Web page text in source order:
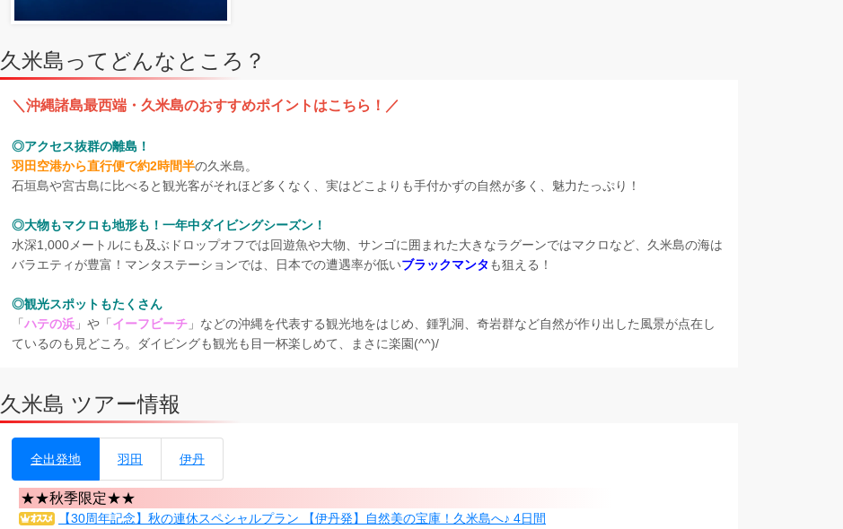
久米島ってどんなところ？
＼ 沖縄諸島最西端・久米島のおすすめポイントはこちら！／
◎アクセス抜群の離島！
羽田空港から直行便で約2時間半の久米島。
石垣島や宮古島に比べると観光客がそれほど多くなく、実はどこよりも手付かずの自然が多く、魅力たっぷり！
◎大物もマクロも地形も！一年中ダイビングシーズン！
水深1,000メートルにも及ぶドロップオフでは回遊魚や大物、サンゴに囲まれた大きなラグーンではマクロなど、久米島の海は
バラエティが豊富！マンタステーションでは、日本での遭遇率が低いブラックマンタ も狙える！
◎観光スポットもたくさん
「 ハテの浜 」や「 イーフビーチ 」などの沖縄を代表する観光地をはじめ、鍾乳洞、奇岩群など自然が作り出した風景が点在し
ているのも見どころ。ダイビングも観光も目一杯楽しめて、まさに楽園(^^)/
久米島 ツアー情報
全出発地 羽田 伊丹
★★秋季限定★★
【30周年記念】秋の連休スペシャルプラン 【伊丹発】自然美の宝庫！久米島へ♪ 4日間